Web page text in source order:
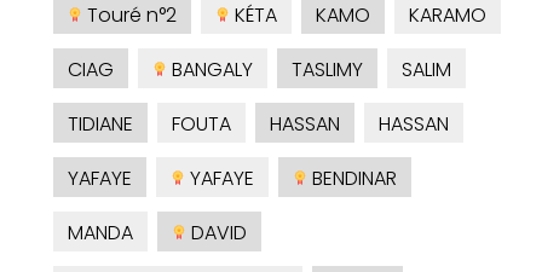
Touré n°2
KÉTA KAMO
KARAMO
CIAG
BANGALY TASLIMY
SALIM
TIDIANE
FOUTA HASSAN
HASSAN
YAFAYE
YAFAYE
BENDINAR
MANDA
DAVID